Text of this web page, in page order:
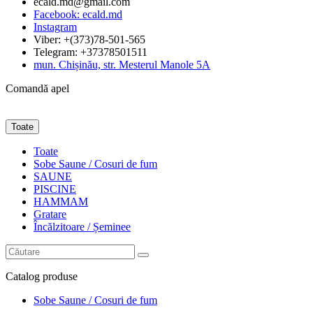
Facebook: ecald.md
Instagram
Viber: +(373)78-501-565
Telegram: +37378501511
mun. Chișinău, str. Mesterul Manole 5A
Comandă apel
Toate
Toate
Sobe Saune / Cosuri de fum
SAUNE
PISCINE
HAMMAM
Gratare
Încălzitoare / Șeminee
Catalog produse
Sobe Saune / Cosuri de fum